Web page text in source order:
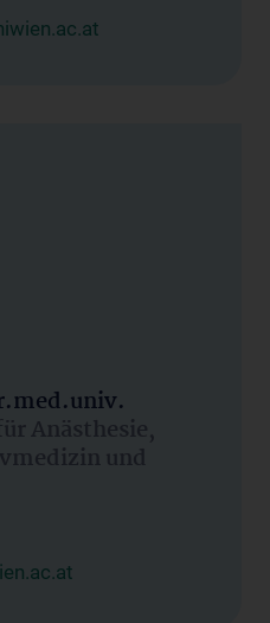
Anästhesie,
und